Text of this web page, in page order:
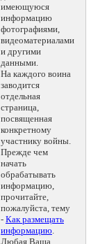
имеющуюся
информацию
фотографиями,
видеоматериалами
и другими
данными.
На каждого воина
заводится
отдельная
страница,
посвященная
конкретному
участнику войны.
Прежде чем
начать
обрабатывать
информацию,
прочитайте,
пожалуйста, тему
- Как размещать
информацию.
Любая Ваша